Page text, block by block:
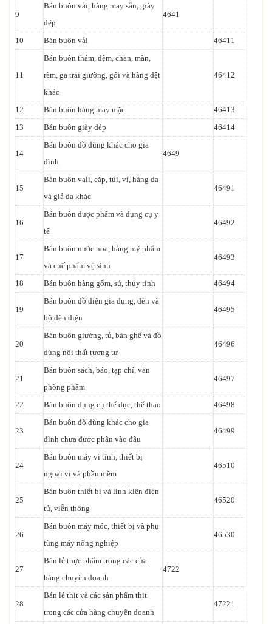
9
Bán buôn vải, hàng may sẵn, giày
dép
4641
10 Bán buôn vải 46411
11
Bán buôn thảm, đệm, chăn, màn,
rèm, ga trải giường, gối và hàng dệt
khác
46412
12 Bán buôn hàng may mặc
46413
13
Bán buôn giày dép 46414
14
Bán buôn đồ dùng khác cho gia
đình
4649
15
Bán buôn vali, cặp, túi, ví, hàng da
và giả da khác
46491
16
Bán buôn dược phẩm và dụng cụ y
tế
46492
17
Bán buôn nước hoa, hàng mỹ phẩm
và chế phẩm vệ sinh
46493
18 Bán buôn hàng gốm, sứ, thủy tinh 46494
19
Bán buôn đồ điện gia dụng, đèn và
bộ đèn điện
46495
20
Bán buôn giường, tủ, bàn ghế và đồ
dùng nội thất tương tự
46496
21
Bán buôn sách, báo, tạp chí, văn
phòng phẩm
46497
22 Bán buôn dụng cụ thể dục, thể thao 46498
23
Bán buôn đồ dùng khác cho gia
đình chưa được phân vào đâu
46499
24
Bán buôn máy vi tính, thiết bị
ngoại vi và phần mềm
46510
25
Bán buôn thiết bị và linh kiện điện
tử, viễn thông
46520
26
Bán buôn máy móc, thiết bị và phụ
tùng máy nông nghiệp
46530
27
Bán lẻ thực phẩm trong các cửa
hàng chuyên doanh
4722
28
Bán lẻ thịt và các sản phẩm thịt
trong các cửa hàng chuyên doanh
47221